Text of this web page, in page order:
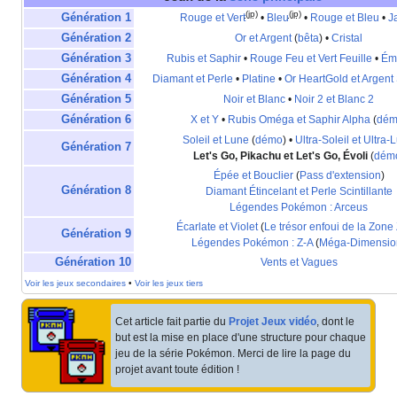
Génération 1 Rouge et Vert(jp)• Bleu(jp)• Rouge et Bleu •
Génération 2
Or et Argent(bêta) • Cristal
Génération 3
Rubis et Saphir• Rouge Feu et Vert Feuille •
Génération 4
Diamant et Perle • Platine • Or HeartGold et
Génération 5
Noir et Blanc • Noir 2 et Blanc 2
Génération 6
X et Y• Rubis Oméga et Saphir Alpha(
Génération 7
Soleil et Lune (démo) • Ultra-Soleil et Ultra-
Let's Go, Pikachu et Let's Go, Évoli(
Génération 8
Épée et Bouclier(Pass d'extension)
Diamant Étincelant et Perle Scintillante
Légendes Pokémon : Arceus
Génération 9
Écarlate et Violet(Le trésor enfoui de la Zone
Légendes Pokémon : Z-A(Méga-
Génération 10
Vents et Vagues
Voir les jeux secondaires • Voir les jeux tiers
Cet article fait partie du Projet Jeux vidéo, dont le
but est la mise en place d'une structure pour chaque
jeu de la série Pokémon. Merci de lire la page du
projet avant toute édition !